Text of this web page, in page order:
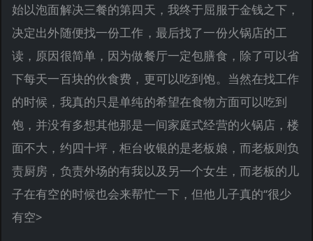
始以泡面解决三餐的第四天，我终于屈服于金钱之下，
决定出外随便找一份工作，最后找了一份火锅店的工
读，原因很简单，因为做餐厅一定包膳食，除了可以省
下每天一百块的伙食费，更可以吃到饱。当然在找工作
的时候，我真的只是单纯的希望在食物方面可以吃到
饱，并没有多想其他那是一间家庭式经营的火锅店，楼
面不大，约四十坪，柜台收银的是老板娘，而老板则负
责厨房，负责外场的有我以及另一个女生，而老板的儿
子在有空的时候也会来帮忙一下，但他儿子真的“很少
有空>